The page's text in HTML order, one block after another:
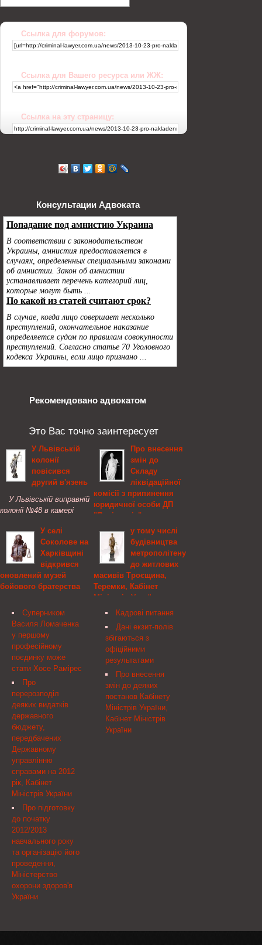
Ссылка для форумов:
Ссылка для Вашего ресурса или ЖЖ:
Ссылка на эту страницу:
Консультации Адвоката
Рекомендовано адвокатом
Это Вас точно заинтересует
У Львівській
колонії
повісився
другий в'язень
У Львівській виправній
колонії №48 в камері
ізолятора виявлено
висячим у петлі 32-
річного засудженого.
У селі
Соколове на
Харківщині
відкрився
оновлений музей
бойового братерства
70-ї річниці героїчного
подвигу радянських і
чехословацьких воїнів,
якіціною свогожиття
боронили від ворогацю
територію в роки
Великої Вітчизняної
війни. Як свідчать архівні
Суперником
Василя Ломаченка
у першому
професійному
поєдинку може
стати Хосе Рамірес
Про
перерозподіл
деяких видатків
державного
бюджету,
передбачених
Державному
управлінню
справами на 2012
рік, Кабінет
Міністрів України
Про підготовку
до початку
2012/2013
навчального року
та організацію його
проведення,
Міністерство
охорони здоров'я
України
Про внесення
змін до
Складу
ліквідаційної
комісії з припинення
юридичної особи ДП
"Полісервіс",
телебачення і
радіомовлення України
Про внесення змін до
Складу ліквідаційної
комісії з припинення
"Полісервіс" У зв'язку із
звільненням головного
спеціаліста юридичного
відділу Чепурного О. П.
НАКАЗУЮ:
у тому числі
будівництва
метрополітену
до житлових
масивів Троєщина,
Теремки, Кабінет
Міністрів України
Про внесення змін до
Порядку використання у
2012 році коштів для
здійснення м. Києвом
функцій столиці, у тому
числі будівництва
метрополітену до
житлових масивів
Троєщина, Теремки
Кадрові питання
Дані екзит-полів
збігаються з
офіційними
результатами
Про внесення
змін до деяких
постанов Кабінету
Міністрів України,
Кабінет Міністрів
України